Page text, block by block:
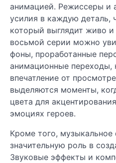
анимацией. Режиссеры и
усилия в каждую деталь,
который выглядит живо
восьмой серии можно
фоны, проработанные
анимационные переходы,
впечатление от
выделяются моменты,
цвета для
эмоциях героев.
Кроме того,
значительную роль в
Звуковые эффекты и